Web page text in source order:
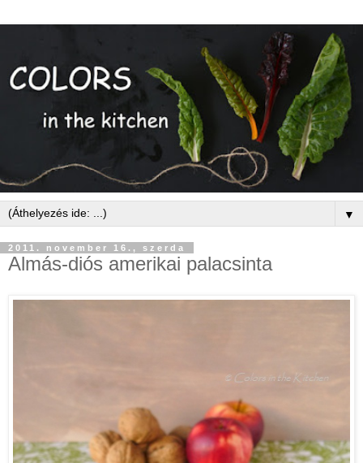
▼
2011. november 16., szerda
Almás-diós amerikai palacsinta